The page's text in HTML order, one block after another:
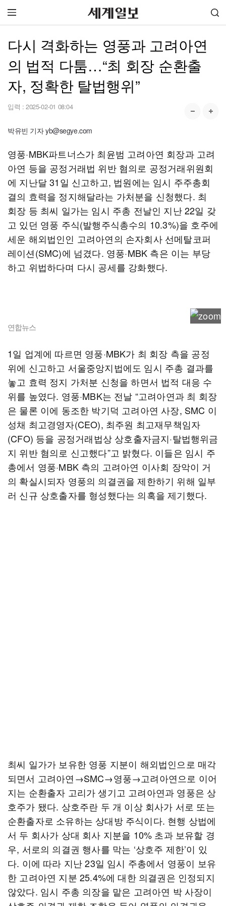
다시 격화하는 영풍과 고려아연
의 법적 다툼…“최 회장 순환출
자, 정확한 탈법행위”
입력 : 2025-02-01 08:04
박유빈 기자 yb@segye.com
영풍·MBK파트너스가 최윤범 고려아연 회장과 고려
아연 등을 공정거래법 위반 혐의로 공정거래위원회
에 지난달 31일 신고하고, 법원에는 임시 주주총회
결의 효력을 정지해달라는 가처분을 신청했다. 최
회장 등 최씨 일가는 임시 주총 전날인 지난 22일 갖
고 있던 영풍 주식(발행주식총수의 10.3%)을 호주에
세운 해외법인인 고려아연의 손자회사 선메탈코퍼
레이션(SMC)에 넘겼다. 영풍·MBK 측은 이는 부당
하고 위법하다며 다시 공세를 강화했다.
연합뉴스
1일 업계에 따르면 영풍·MBK가 최 회장 측을 공정
위에 신고하고 서울중앙지법에도 임시 주총 결과를
놓고 효력 정지 가처분 신청을 하면서 법적 대응 수
위를 높였다. 영풍·MBK는 전날 “고려아연과 최 회장
은 물론 이에 동조한 박기덕 고려아연 사장, SMC 이
성채 최고경영자(CEO), 최주원 최고재무책임자
(CFO) 등을 공정거래법상 상호출자금지·탈법행위금
지 위반 혐의로 신고했다”고 밝혔다. 이들은 임시 주
총에서 영풍·MBK 측의 고려아연 이사회 장악이 거
의 확실시되자 영풍의 의결권을 제한하기 위해 일부
러 신규 상호출자를 형성했다는 의혹을 제기했다.
최씨 일가가 보유한 영풍 지분이 해외법인으로 매각
되면서 고려아연→SMC→영풍→고려아연으로 이어
지는 순환출자 고리가 생기고 고려아연과 영풍은 상
호주가 됐다. 상호주란 두 개 이상 회사가 서로 또는
순환출자로 소유하는 상대방 주식이다. 현행 상법에
서 두 회사가 상대 회사 지분을 10% 초과 보유할 경
우, 서로의 의결권 행사를 막는 ‘상호주 제한’이 있
다. 이에 따라 지난 23일 임시 주총에서 영풍이 보유
한 고려아연 지분 25.4%에 대한 의결권은 인정되지
않았다. 임시 주총 의장을 맡은 고려아연 박 사장이